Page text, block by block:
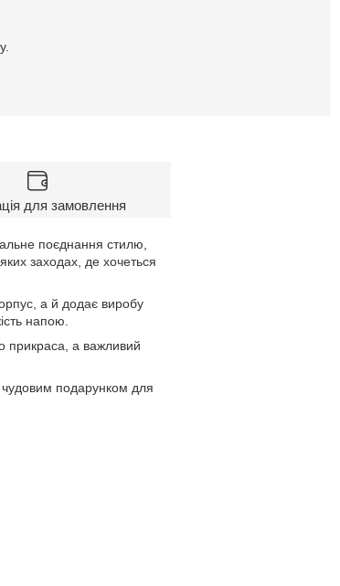
для замовлення
поєднання стилю,
заходах, де хочеться
а й додає виробу
напою.
прикраса, а важливий
чудовим подарунком для